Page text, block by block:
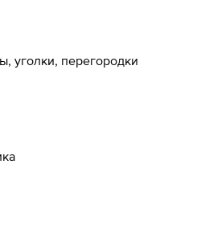
уголки, перегородки